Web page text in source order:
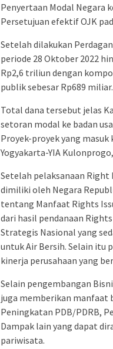
Penyertaan Modal Negara
Persetujuan efektif OJK
Setelah dilakukan
periode 28 Oktober 2022
Rp2,6 triliun dengan
publik sebesar Rp689 miliar.
Total dana tersebut jelas
setoran modal ke badan
Proyek-proyek yang masuk
Yogyakarta-YIA
Setelah pelaksanaan Right
dimiliki oleh Negara
tentang Manfaat Rights
dari hasil pendanaan
Strategis Nasional yang
untuk Air Bersih. Selain itu
kinerja perusahaan yang
Selain pengembangan
juga memberikan manfaat
Peningkatan PDB/PDRB,
Dampak lain yang dapat
pariwisata.